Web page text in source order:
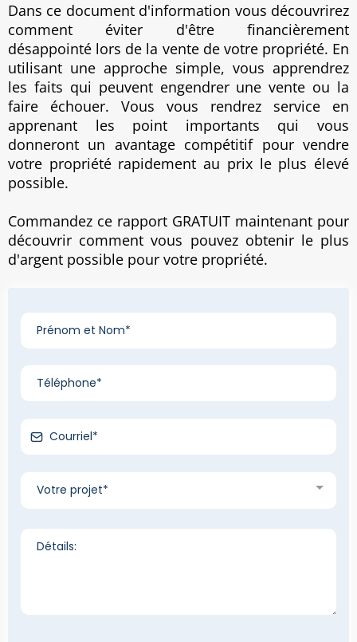
Dans ce document d'information vous découvrirez
comment éviter d'être financièrement
désappointé lors de la vente de votre propriété. En
utilisant une approche simple, vous apprendrez
les faits qui peuvent engendrer une vente ou la
faire échouer. Vous vous rendrez service en
apprenant les point importants qui vous
donneront un avantage compétitif pour vendre
votre propriété rapidement au prix le plus élevé
possible.
Commandez ce rapport GRATUIT maintenant pour
découvrir comment vous pouvez obtenir le plus
d'argent possible pour votre propriété.
Votre projet*